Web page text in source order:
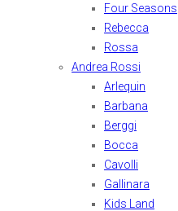
Four Seasons
Rebecca
Rossa
Andrea Rossi
Arlequin
Barbana
Berggi
Bocca
Cavolli
Gallinara
Kids Land